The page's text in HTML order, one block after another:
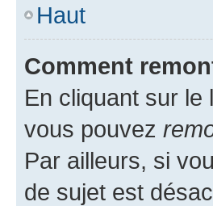
Haut
Comment
En cliquant sur le
vous pouvez
Par ailleurs, si
de sujet est